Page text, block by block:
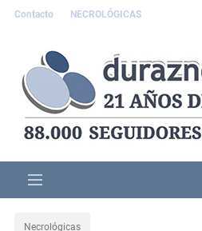
Contacto NECROLÓGICAS
Necrológicas